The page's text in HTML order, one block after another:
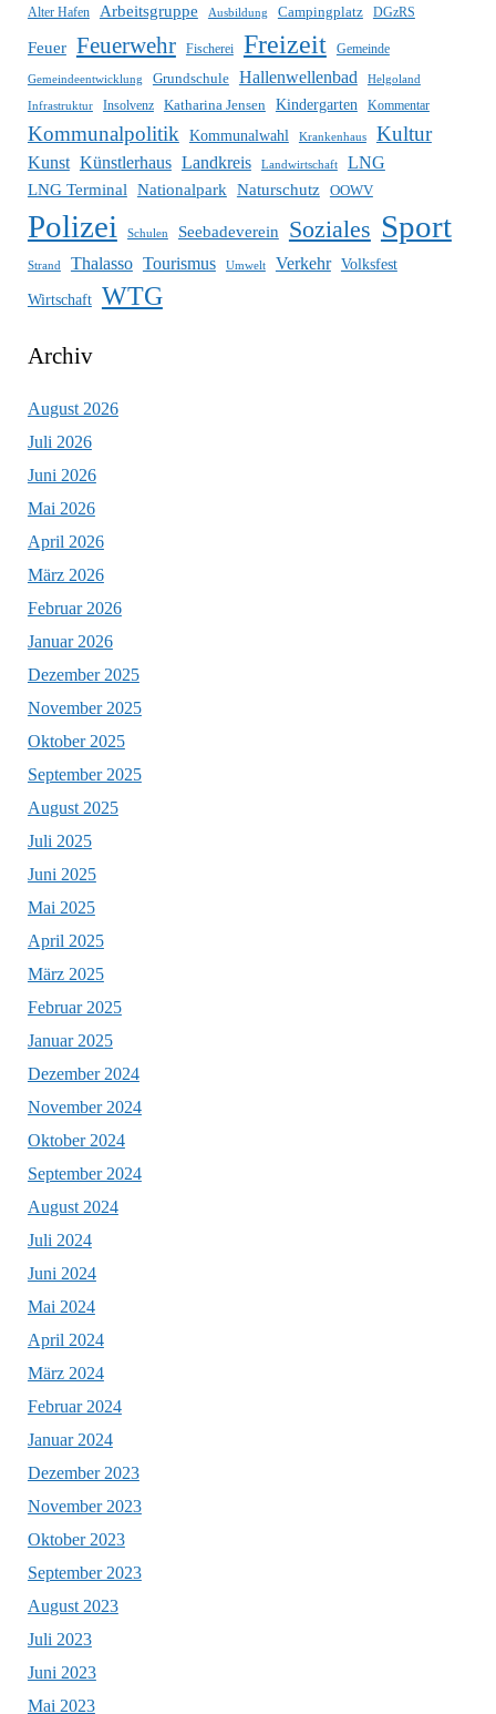
Alter Hafen Arbeitsgruppe Ausbildung Campingplatz DGzRS
Feuer Feuerwehr Fischerei Freizeit Gemeinde
Gemeindeentwicklung Grundschule Hallenwellenbad Helgoland
Infrastruktur Insolvenz Katharina Jensen Kindergarten Kommentar
Kommunalpolitik Kommunalwahl Krankenhaus Kultur
Kunst Künstlerhaus Landkreis Landwirtschaft LNG
LNG Terminal Nationalpark Naturschutz OOWV
Polizei Schulen Seebadeverein Soziales Sport
Strand Thalasso Tourismus Umwelt Verkehr Volksfest
Wirtschaft WTG
Archiv
August 2026
Juli 2026
Juni 2026
Mai 2026
April 2026
März 2026
Februar 2026
Januar 2026
Dezember 2025
November 2025
Oktober 2025
September 2025
August 2025
Juli 2025
Juni 2025
Mai 2025
April 2025
März 2025
Februar 2025
Januar 2025
Dezember 2024
November 2024
Oktober 2024
September 2024
August 2024
Juli 2024
Juni 2024
Mai 2024
April 2024
März 2024
Februar 2024
Januar 2024
Dezember 2023
November 2023
Oktober 2023
September 2023
August 2023
Juli 2023
Juni 2023
Mai 2023